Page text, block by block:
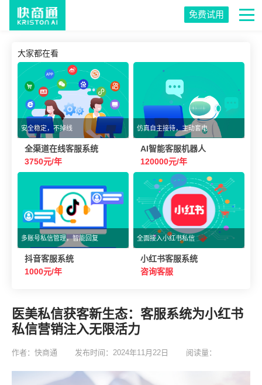
免费试用
大家都在看
安全稳定，不掉线
全渠道在线客服系统
3750元/年
仿真自主接待，主动套电
AI智能客服机器人
120000元/年
多账号私信管理，智能回复
抖音客服系统
1000元/年
全面接入小红书私信
小红书客服系统
咨询客服
医美私信获客新生态：客服系统为小红书
私信营销注入无限活力
作者：快商通 发布时间：2024年11月22日 阅读量：